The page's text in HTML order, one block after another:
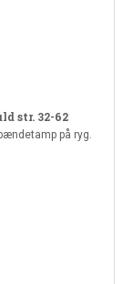
str. 32-62
på ryg.